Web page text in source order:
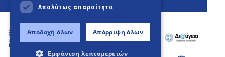
Απολύτως απαραίτητα
Αποδοχή όλων Απόρριψη όλων
Εμφάνιση λεπτομερειών